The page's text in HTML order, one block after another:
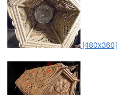
[480x360]